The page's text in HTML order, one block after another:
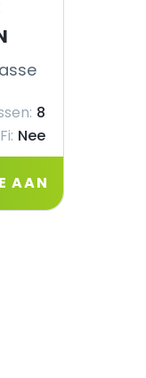
8
Nee
AAN